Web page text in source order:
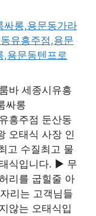
바 세종시유흥
싸롱
흥주점 둔산동
오태식 사장 인
고 수질최고 물
식입니다. ▶ 무
리를 굽힐줄 아
리는 고객님들
않는 오태식입